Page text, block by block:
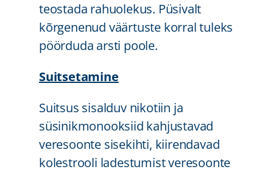
teostada rahuolekus. Püsivalt
kõrgenenud väärtuste korral tuleks
pöörduda arsti poole.
Suitsetamine
Suitsus sisalduv nikotiin ja
süsinikmonooksiid kahjustavad
veresoonte sisekihti, kiirendavad
kolestrooli ladestumist veresoonte